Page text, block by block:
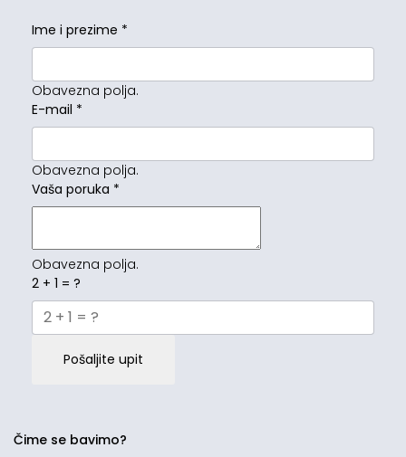
Ime i prezime *
Obavezna polja.
E-mail *
Obavezna polja.
Vaša poruka *
Obavezna polja.
2 + 1 = ?
Pošaljite upit
Čime se bavimo?